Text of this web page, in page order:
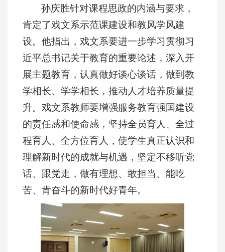
孙庆胜针对课程思政的内涵与要求，
肯定了戏文系示范课建设和教风学风建
设。他指出，戏文系要进一步学习贯彻习
近平总书记关于教育的重要论述，深入开
展主题教育，认真做好谈心谈话，做到教
学相长、学学相长，推动人才培养质量提
升。戏文系教师要增强服务教育强国建设
的责任感和使命感，坚持全员育人、全过
程育人、全方位育人，使学生真正认识和
理解新时代的成就与机遇，坚定不移听党
话、跟党走，做有理想、敢担当、能吃
苦、肯奋斗的新时代好青年。